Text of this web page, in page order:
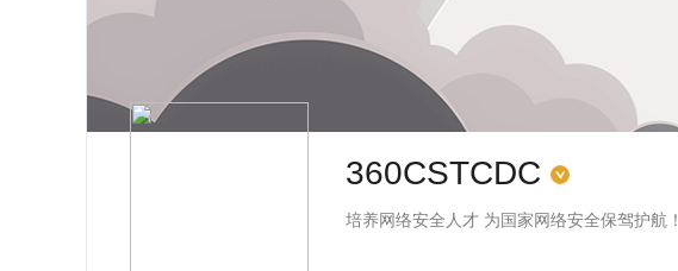
360CSTCDC
培养网络安全人才 为国家网络安全保驾护航！